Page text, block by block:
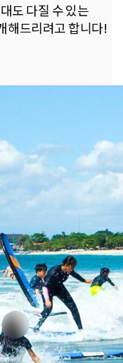
도 다질 수 있는
해드리려고 합니다!